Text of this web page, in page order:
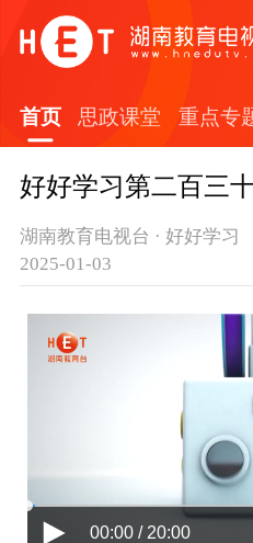
首页 思政课堂 重点专
好好学习第二百三
湖南教育电视台 · 好好学习
2025-01-03
00:00 / 20:00